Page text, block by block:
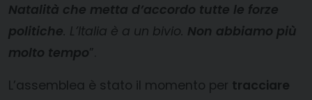
Natalità che metta d’accordo tutte le forze
politiche. L’Italia è a un bivio. Non abbiamo più
molto tempo”.
L’assemblea è stato il momento per tracciare